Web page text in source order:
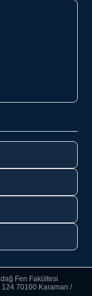
Fen Fakültesi
124 70100 Karaman /